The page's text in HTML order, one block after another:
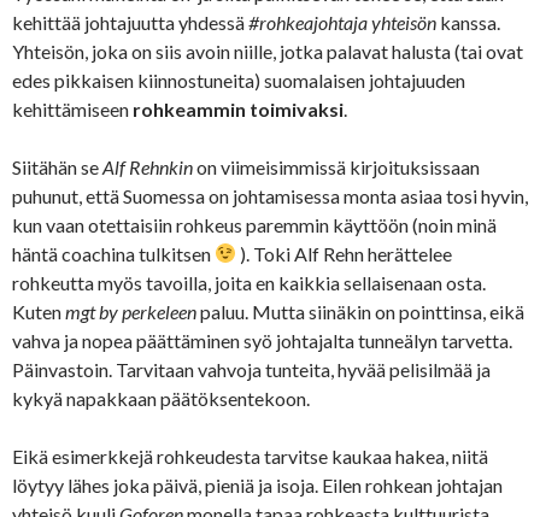
kehittää johtajuutta yhdessä#rohkeajohtaja yhteisön kanssa.
Yhteisön, joka on siis avoin niille, jotka palavat halusta (tai ovat
edes pikkaisen kiinnostuneita) suomalaisen johtajuuden
kehittämiseen rohkeammin toimivaksi
Siitähän seAlf Rehnkinon viimeisimmissä kirjoituksissaan
puhunut, että Suomessa on johtamisessa monta asiaa tosi hyvin,
kun vaan otettaisiin rohkeus paremmin käyttöön (noin minä
häntä coachina tulkitsen
). Toki Alf Rehn herättelee
rohkeutta myös tavoilla, joita en kaikkia sellaisenaan osta.
Kutenmgt by perkeleenpaluu. Mutta siinäkin on pointtinsa, eikä
vahva ja nopea päättäminen syö johtajalta tunneälyn tarvetta.
Päinvastoin. Tarvitaan vahvoja tunteita, hyvää pelisilmää ja
kykyä napakkaan päätöksentekoon.
Eikä esimerkkejä rohkeudesta tarvitse kaukaa hakea, niitä
löytyy lähes joka päivä, pieniä ja isoja. Eilen rohkean johtajan